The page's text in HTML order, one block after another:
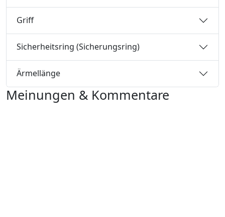
Griff
Sicherheitsring (Sicherungsring)
Ärmellänge
Meinungen & Kommentare